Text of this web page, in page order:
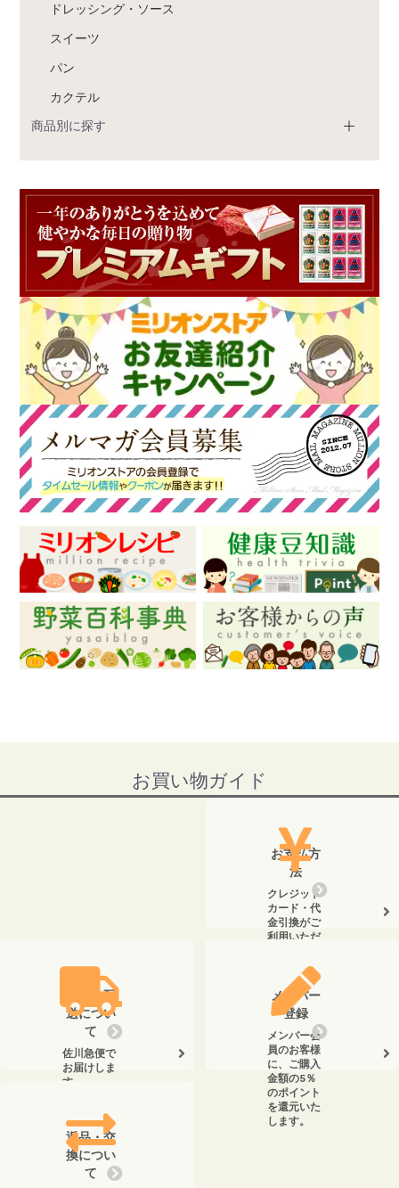
ドレッシング・ソース
スイーツ
パン
カクテル
商品別に探す
お買い物ガイド
お支払方
法
クレジット
カード・代
金引換がご
利用いただ
送料・配
送につい
て
佐川急便で
お届けしま
す。
メンバー
登録
メンバー会
員のお客様
に、ご購入
金額の5％
のポイント
を還元いた
します。
返品・交
換につい
て